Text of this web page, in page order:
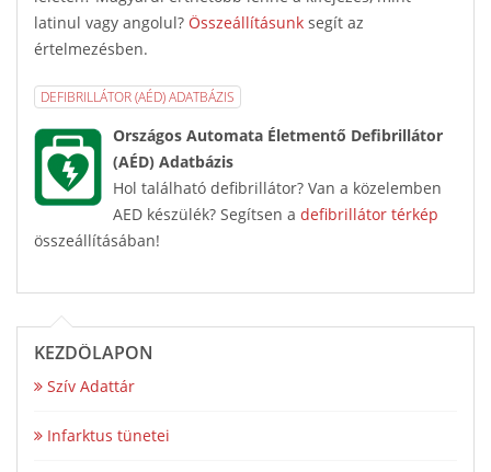
latinul vagy angolul? Összeállításunk segít az
értelmezésben.
DEFIBRILLÁTOR (AÉD) ADATBÁZIS
Országos Automata Életmentő Defibrillátor
(AÉD) Adatbázis
Hol található defibrillátor? Van a közelemben
AED készülék? Segítsen a defibrillátor térkép
összeállításában!
KEZDŐLAPON
Szív Adattár
Infarktus tünetei